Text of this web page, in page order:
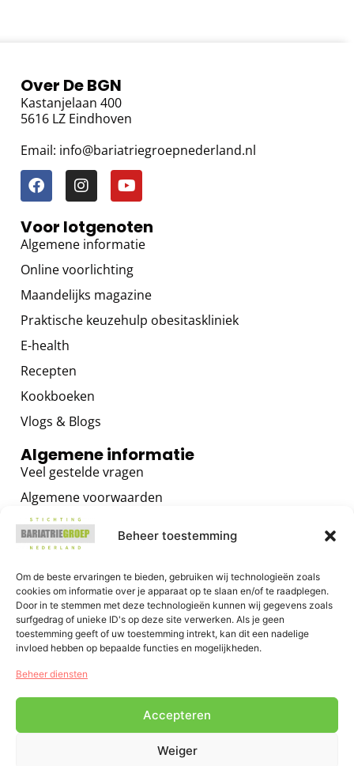
Beheer toestemming
Om de beste ervaringen te bieden, gebruiken wij technologieën zoals
cookies om informatie over je apparaat op te slaan en/of te raadplegen.
Door in te stemmen met deze technologieën kunnen wij gegevens zoals
surfgedrag of unieke ID's op deze site verwerken. Als je geen
toestemming geeft of uw toestemming intrekt, kan dit een nadelige
invloed hebben op bepaalde functies en mogelijkheden.
Beheer diensten
Accepteren
Weiger
Over De BGN
Kastanjelaan 400
5616 LZ Eindhoven
Email: info@bariatriegroepnederland.nl
Voor lotgenoten
Algemene informatie
Online voorlichting
Maandelijks magazine
Praktische keuzehulp obesitaskliniek
E-health
Recepten
Kookboeken
Vlogs & Blogs
Algemene informatie
Veel gestelde vragen
Algemene voorwaarden
Privacybeleid
Contact
Voor zorgverleners
Algemene informatie
Training voor zorgverleners
Het GRIP OP JE GEWICHT Programma
E-health voor zorgverleners